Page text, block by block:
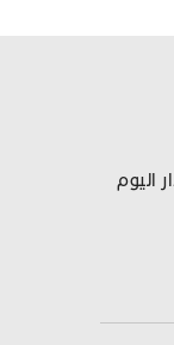
اليوم